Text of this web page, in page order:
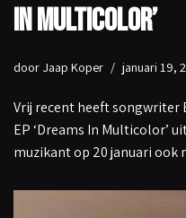
In Multicolor’
door Jaap Koper januari 19,
Vrij recent heeft songwriter
EP ‘Dreams In Multicolor’
muzikant op 20 januari ook